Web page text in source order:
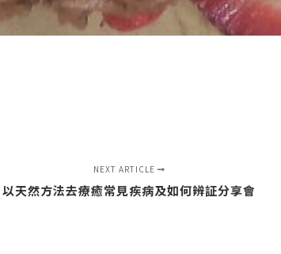
NEXT ARTICLE
以天然方法去療癒常見疾病及如何辨証分享會